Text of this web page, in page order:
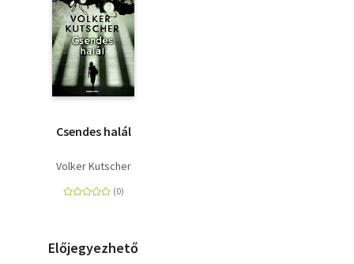
Csendes halál
Volker Kutscher
Előjegyezhető